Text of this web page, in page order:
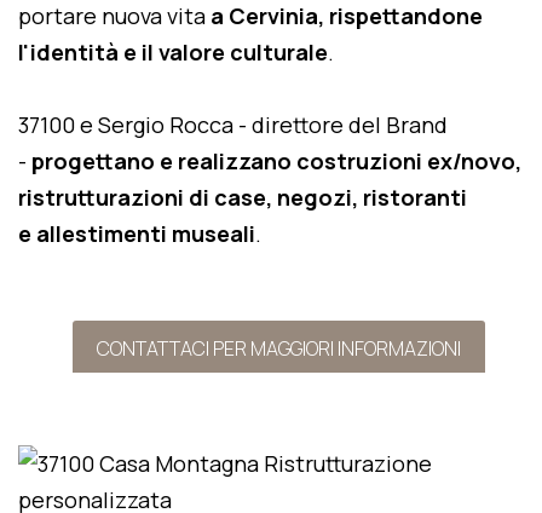
portare nuova vita a Cervinia, rispettandone
l'identità e il valore culturale.
37100 e Sergio Rocca - direttore del Brand
- progettano e realizzano costruzioni ex/novo,
ristrutturazioni di case, negozi, ristoranti
e allestimenti museali.
CONTATTACI PER MAGGIORI INFORMAZIONI